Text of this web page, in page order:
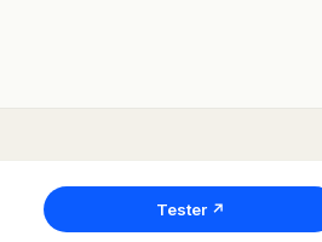
Tester ↗